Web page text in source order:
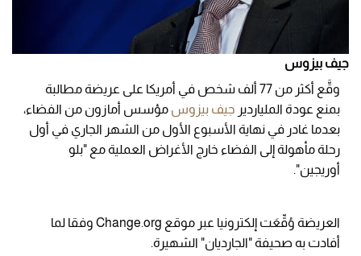
جيف بيزوس
وقَّع أكثر من 77 ألف شخص في أمريكا على عريضة مطالبة
بمنع عودة الملياردير جيف بيزوس مؤسس أمازون من الفضاء،
بعدما غادر في نهاية الأسبوع الأول من الشهر الجاري في أول
رحلة مأهولة إلى الفضاء خارج الأغراض العملية مع "بلو
أوريجين".
العريضة وُقِّعَت إلكترونيا عبر موقع Change.org وفقا لما
أفادت به صحيفة "الجارديان" الشهيرة.